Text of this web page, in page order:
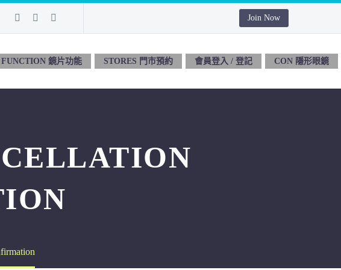
Join Now
鏡片功能 STORES 門市預約 會員登入 / 登記 CON 隱形眼鏡